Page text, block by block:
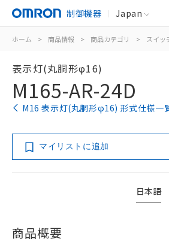
制御機器 Japan
ホーム > 商品情報 > 商品カテゴリ > スイッ
表示灯(丸胴形φ16)
M165-AR-24D
M16 表示灯(丸胴形φ16) 形式仕様一
マイリストに追加
日本語
商品概要